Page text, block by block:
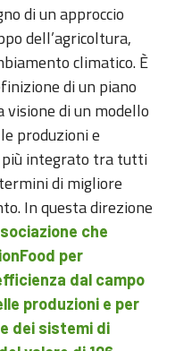
di un approccio
dell’agricoltura,
climatico. È
di un piano
visione di un modello
produzioni e
più integrato tra tutti
di migliore
In questa direzione
che
per
dal campo
produzioni e per
dei sistemi di